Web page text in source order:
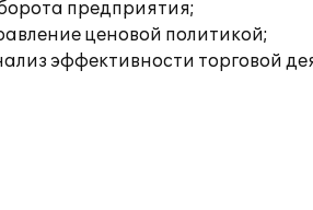
предприятия;
ценовой политикой;
эффективности торговой